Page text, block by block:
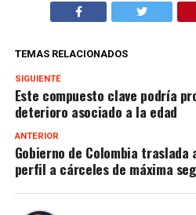
TEMAS RELACIONADOS
SIGUIENTE
Este compuesto clave podría
deterioro asociado a la edad
ANTERIOR
Gobierno de Colombia traslada
perfil a cárceles de máxima